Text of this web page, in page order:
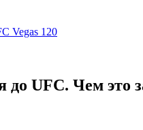
Vegas 120
UFC. Чем это